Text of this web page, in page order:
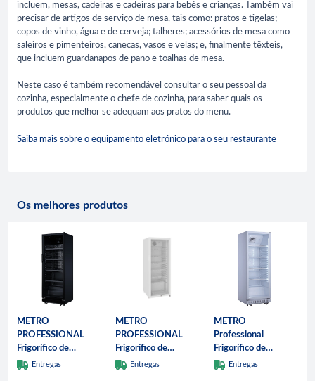
incluem, mesas, cadeiras e cadeiras para bebés e crianças. Também vai
precisar de artigos de serviço de mesa, tais como: pratos e tigelas;
copos de vinho, água e de cerveja; talheres; acessórios de mesa como
saleiros e pimenteiros, canecas, vasos e velas; e, finalmente têxteis,
que incluem guardanapos de pano e toalhas de mesa.
Neste caso é também recomendável consultar o seu pessoal da
cozinha, especialmente o chefe de cozinha, para saber quais os
produtos que melhor se adequam aos pratos do menu.
Saiba mais sobre o equipamento eletrónico para o seu restaurante
Os melhores produtos
METRO
PROFESSIONAL
Frigorífico de
bebidas GSC2360B,
Entregas
METRO
PROFESSIONAL
Frigorífico de
bebidas GSC4240,
Entregas
METRO
Professional
Frigorífico de
bebidas GSC2360,
Entregas